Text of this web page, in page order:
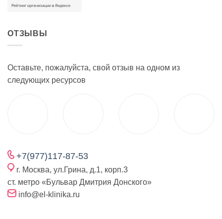
ОТЗЫВЫ
Оставьте, пожалуйста, свой отзыв на одном из
следующих ресурсов
+7(977)117-87-53
г. Москва, ул.Грина, д.1, корп.3
ст. метро «Бульвар Дмитрия Донского»
info@el-klinika.ru